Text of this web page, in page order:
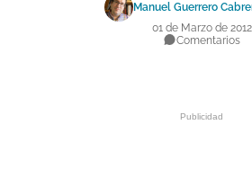
COMPETICIONES
Manuel Guerrero
01 de Marzo de 2012
Comentarios